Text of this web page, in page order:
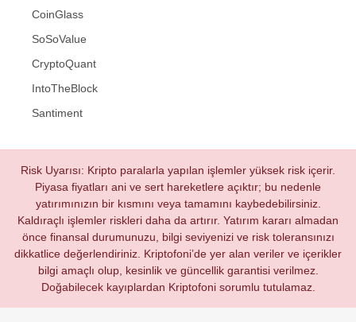
CoinGlass
SoSoValue
CryptoQuant
IntoTheBlock
Santiment
Risk Uyarısı: Kripto paralarla yapılan işlemler yüksek risk içerir.
Piyasa fiyatları ani ve sert hareketlere açıktır; bu nedenle
yatırımınızın bir kısmını veya tamamını kaybedebilirsiniz.
Kaldıraçlı işlemler riskleri daha da artırır. Yatırım kararı almadan
önce finansal durumunuzu, bilgi seviyenizi ve risk toleransınızı
dikkatlice değerlendiriniz. Kriptofoni’de yer alan veriler ve içerikler
bilgi amaçlı olup, kesinlik ve güncellik garantisi verilmez.
Doğabilecek kayıplardan Kriptofoni sorumlu tutulamaz.